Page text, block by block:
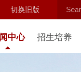
切换旧版
中心 招生培养